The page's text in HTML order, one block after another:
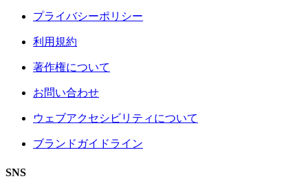
プライバシーポリシー
利用規約
著作権について
お問い合わせ
ウェブアクセシビリティについて
ブランドガイドライン
SNS